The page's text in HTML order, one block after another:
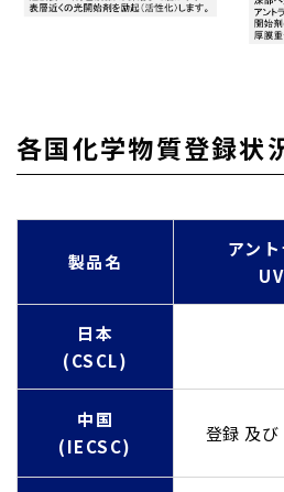
各国化学物質登録状
製品名
アン
日本
(CSCL)​
中国
(IECSC)​
登録 及